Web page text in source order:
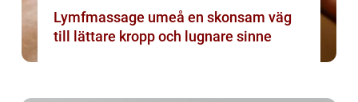
Lymfmassage umeå en skonsam väg
till lättare kropp och lugnare sinne